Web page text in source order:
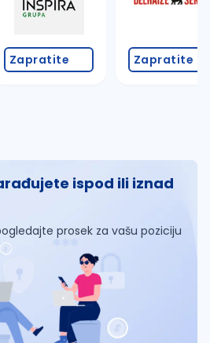
Zapratite Zapratite
ispod ili iznad
prosek za vašu poziciju